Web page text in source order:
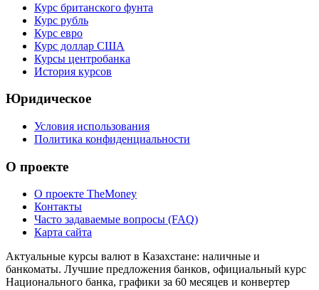
Курс британского фунта
Курс рубль
Курс евро
Курс доллар США
Курсы центробанка
История курсов
Юридическое
Условия использования
Политика конфиденциальности
О проекте
О проекте TheMoney
Контакты
Часто задаваемые вопросы (FAQ)
Карта сайта
Актуальные курсы валют в Казахстане: наличные и
банкоматы. Лучшие предложения банков, официальный курс
Национального банка, графики за 60 месяцев и конвертер